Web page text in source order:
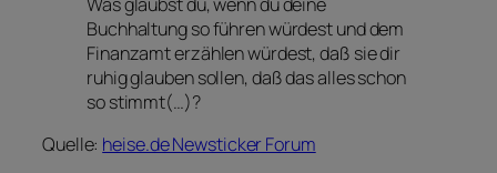
Buchhaltung so führen würdest und dem
Finanzamt erzählen würdest, daß sie dir
ruhig glauben sollen, daß das alles schon
so stimmt(…)?
Quelle: heise.de Newsticker Forum